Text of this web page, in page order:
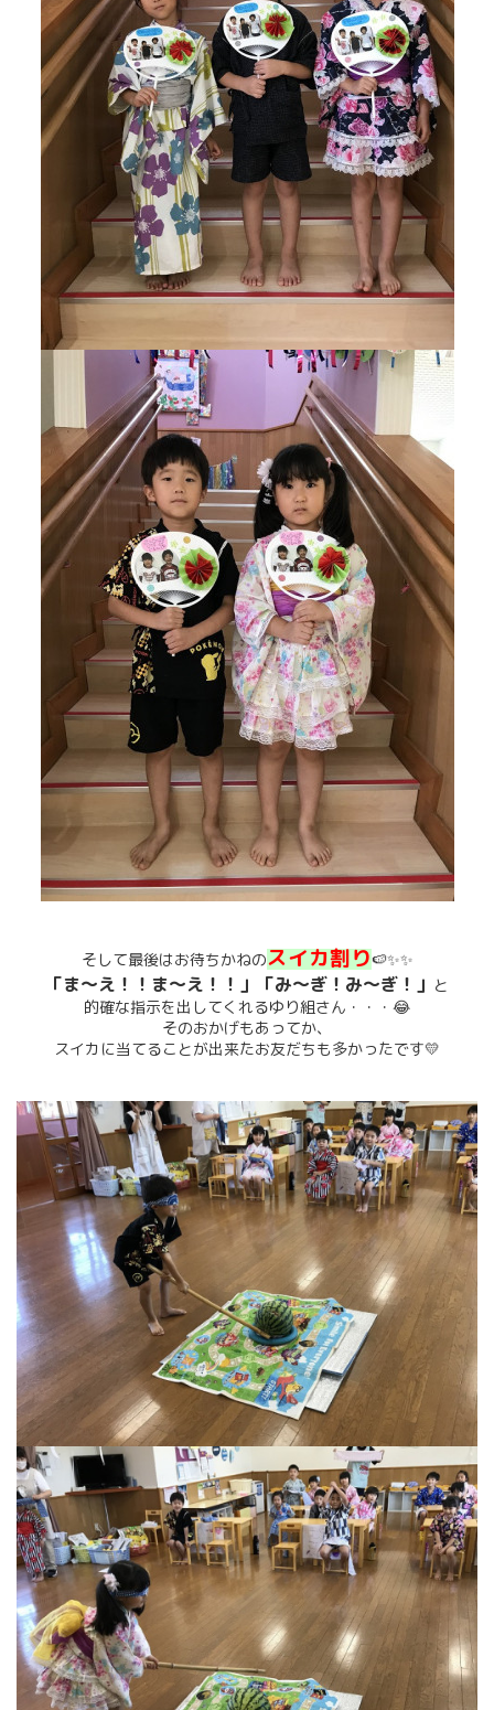
そして最後はお待ちかねのスイカ割り🍉✨✨
「ま～え！！ま～え！！」「み～ぎ！み～ぎ！」 と
的確な指示を出してくれるゆり組さん・・・😂
そのおかげもあってか、
スイカに当てることが出来たお友だちも多かったです💛